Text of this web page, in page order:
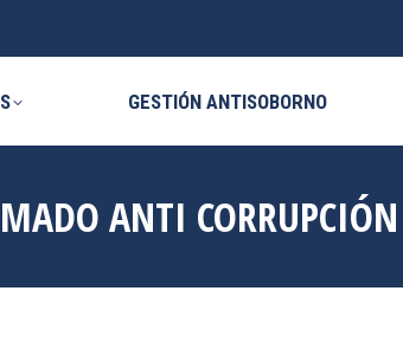
GESTIÓN ANTISOBORNO
ANTI CORRUPCIÓN